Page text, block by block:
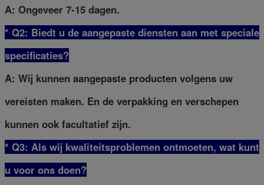
A: Ongeveer 7-15 dagen.
* Q2: Biedt u de aangepaste diensten aan met speciale
specificaties?
A: Wij kunnen aangepaste producten volgens uw
vereisten maken. En de verpakking en verschepen
kunnen ook facultatief zijn.
* Q3: Als wij kwaliteitsproblemen ontmoeten, wat kunt
u voor ons doen?